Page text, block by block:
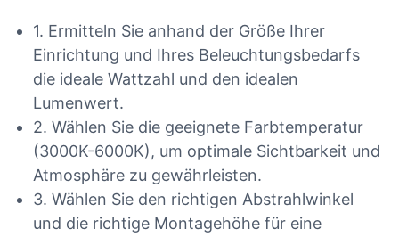
1. Ermitteln Sie anhand der Größe Ihrer
Einrichtung und Ihres Beleuchtungsbedarfs
die ideale Wattzahl und den idealen
Lumenwert.
2. Wählen Sie die geeignete Farbtemperatur
(3000K-6000K), um optimale Sichtbarkeit und
Atmosphäre zu gewährleisten.
3. Wählen Sie den richtigen Abstrahlwinkel
und die richtige Montagehöhe für eine